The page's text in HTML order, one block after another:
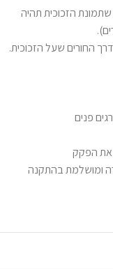
הזכוכית תהיה
החורים שעל הזכוכית.
פנים
את הפקק
ומושלמת בהתקנה